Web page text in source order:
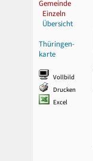
Gemeinde
Einzeln
Übersicht
Thüringen-
karte
Vollbild
Drucken
Excel